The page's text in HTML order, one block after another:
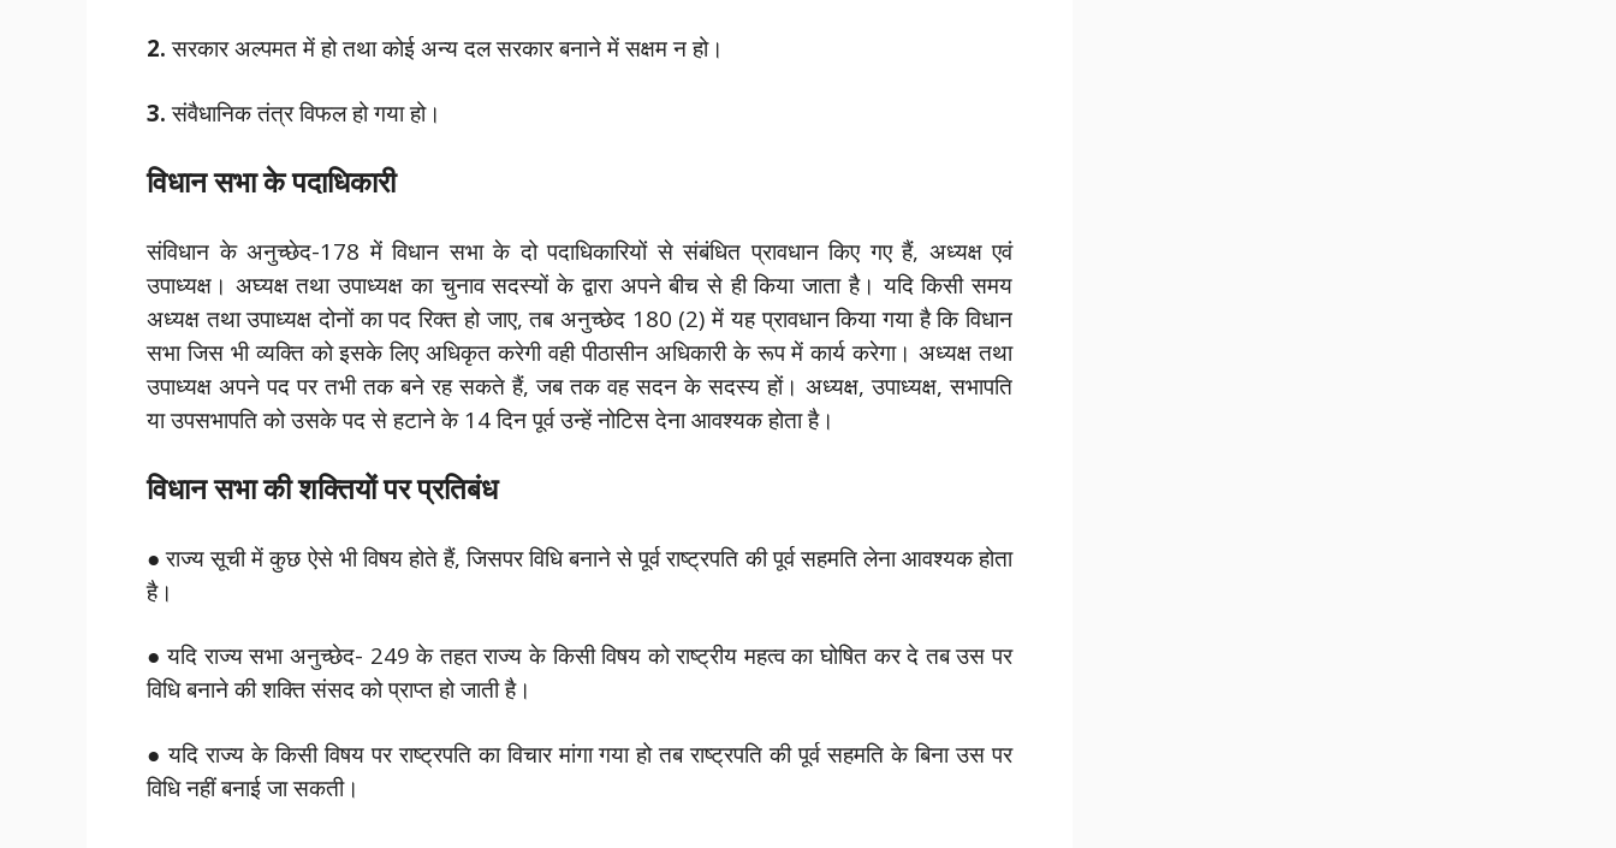
2. सरकार अल्पमत में हो तथा कोई अन्य दल सरकार बनाने में सक्षम न हो।
3. संवैधानिक तंत्र विफल हो गया हो।
विधान सभा के पदाधिकारी
संविधान के अनुच्छेद-178 में विधान सभा के दो पदाधिकारियों से संबंधित प्रावधान किए गए हैं, अध्यक्ष एवं
उपाध्यक्ष। अघ्यक्ष तथा उपाध्यक्ष का चुनाव सदस्यों के द्वारा अपने बीच से ही किया जाता है। यदि किसी समय
अध्यक्ष तथा उपाध्यक्ष दोनों का पद रिक्त हो जाए, तब अनुच्छेद 180 (2) में यह प्रावधान किया गया है कि विधान
सभा जिस भी व्यक्ति को इसके लिए अधिकृत करेगी वही पीठासीन अधिकारी के रूप में कार्य करेगा। अध्यक्ष तथा
उपाध्यक्ष अपने पद पर तभी तक बने रह सकते हैं, जब तक वह सदन के सदस्य हों। अध्यक्ष, उपाध्यक्ष, सभापति
या उपसभापति को उसके पद से हटाने के 14 दिन पूर्व उन्हें नोटिस देना आवश्यक होता है।
विधान सभा की शक्तियों पर प्रतिबंध
● राज्य सूची में कुछ ऐसे भी विषय होते हैं, जिसपर विधि बनाने से पूर्व राष्ट्रपति की पूर्व सहमति लेना आवश्यक होता
है।
● यदि राज्य सभा अनुच्छेद- 249 के तहत राज्य के किसी विषय को राष्ट्रीय महत्व का घोषित कर दे तब उस पर
विधि बनाने की शक्ति संसद को प्राप्त हो जाती है।
● यदि राज्य के किसी विषय पर राष्ट्रपति का विचार मांगा गया हो तब राष्ट्रपति की पूर्व सहमति के बिना उस पर
विधि नहीं बनाई जा सकती।